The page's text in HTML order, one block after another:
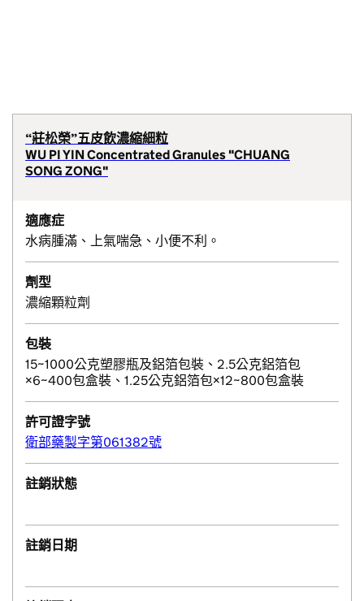
“莊松榮”五皮飲濃縮細粒
WU PI YIN Concentrated Granules "CHUANG
SONG ZONG"
適應症
水病腫滿、上氣喘急、小便不利。
劑型
濃縮顆粒劑
包裝
15~1000公克塑膠瓶及鋁箔包裝、2.5公克鋁箔包
×6~400包盒裝、1.25公克鋁箔包×12~800包盒裝
許可證字號
衛部藥製字第061382號
註銷狀態
註銷日期